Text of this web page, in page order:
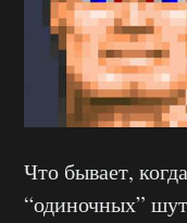
Что бывает,
“одиночных”